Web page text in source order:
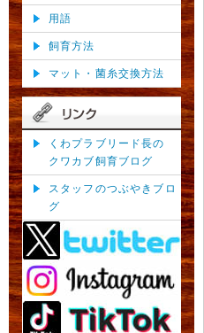
用語
飼育方法
マット・菌糸交換方法
くわプラブリード長の
クワカブ飼育ブログ
スタッフのつぶやきブロ
グ